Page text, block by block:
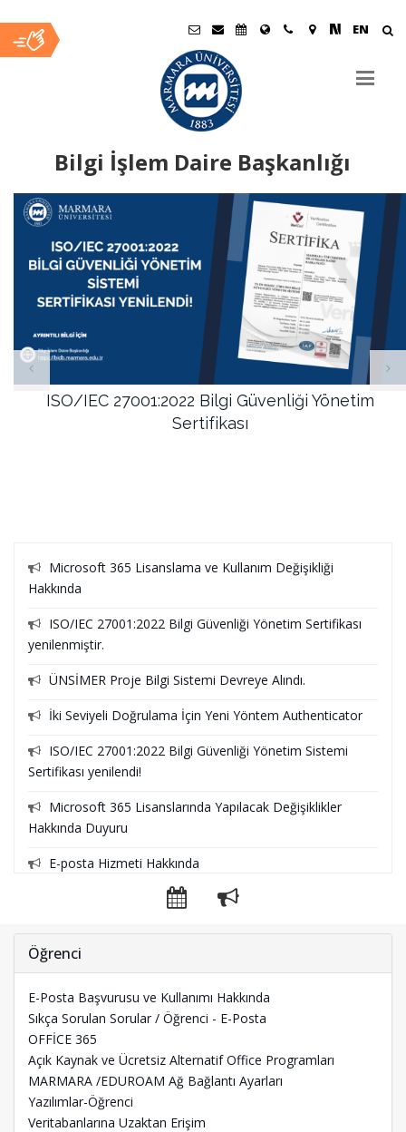
EN
Bilgi İşlem Daire Başkanlığı
Ana
İçerik
ISO/IEC 27001:2022 Bilgi Güvenliği Yönetim
Sertifikası
Microsoft 365 Lisanslama ve Kullanım Değişikliği
Hakkında
ISO/IEC 27001:2022 Bilgi Güvenliği Yönetim Sertifikası
yenilenmiştir.
ÜNSİMER Proje Bilgi Sistemi Devreye Alındı.
İki Seviyeli Doğrulama İçin Yeni Yöntem Authenticator
ISO/IEC 27001:2022 Bilgi Güvenliği Yönetim Sistemi
Sertifikası yenilendi!
Microsoft 365 Lisanslarında Yapılacak Değişiklikler
Hakkında Duyuru
E-posta Hizmeti Hakkında
Kişisel Verilerin Korunması Projesi Başladı
Mobil Uygulaması Güncellemesi
Marmara Üniversitesi Staj Sistemi Online Hale Geliyor
Marmara Kampüs Kart Değişiyor
Bilgi Yönetim Sistemleri (BYS)'ye Yurtdışından Erişim
ISO/IEC 27001:2022 Bilgi Güvenliği Yönetim Sertifikası
Engelsiz Bilişim 2023 Ödülleri Sahiplerini Buldu
Öğrenci
E-Posta Başvurusu ve Kullanımı Hakkında
Sıkça Sorulan Sorular / Öğrenci - E-Posta
OFFİCE 365
Açık Kaynak ve Ücretsiz Alternatif Office Programları
MARMARA /EDUROAM Ağ Bağlantı Ayarları
Yazılımlar-Öğrenci
Veritabanlarına Uzaktan Erişim